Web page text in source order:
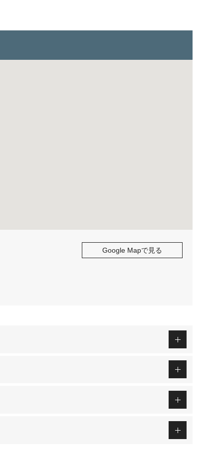
Google Mapで見る